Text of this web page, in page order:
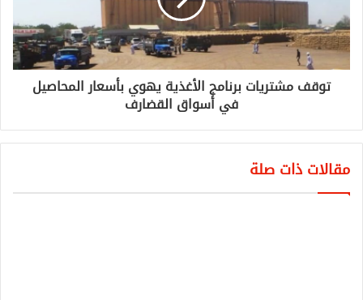
توقف مشتريات برنامج الأغذية يهوي بأسعار المحاصيل
في أسواق القضارف
مقالات ذات صلة